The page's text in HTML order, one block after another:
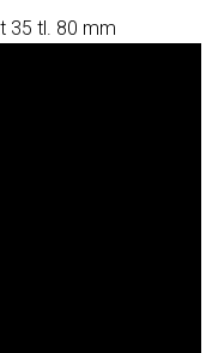
35 tl. 80 mm